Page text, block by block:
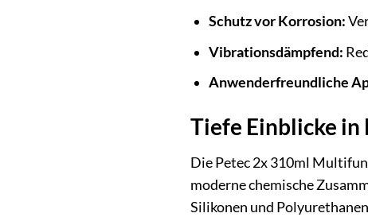
Schutz vor Korrosion:
Vibrationsdämpfend:
Anwenderfreundliche
Tiefe Einblicke
Die Petec 2x 310ml
moderne chemische
Silikonen und